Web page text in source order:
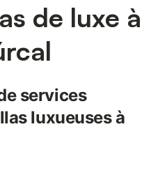
de luxe à
services
luxueuses à